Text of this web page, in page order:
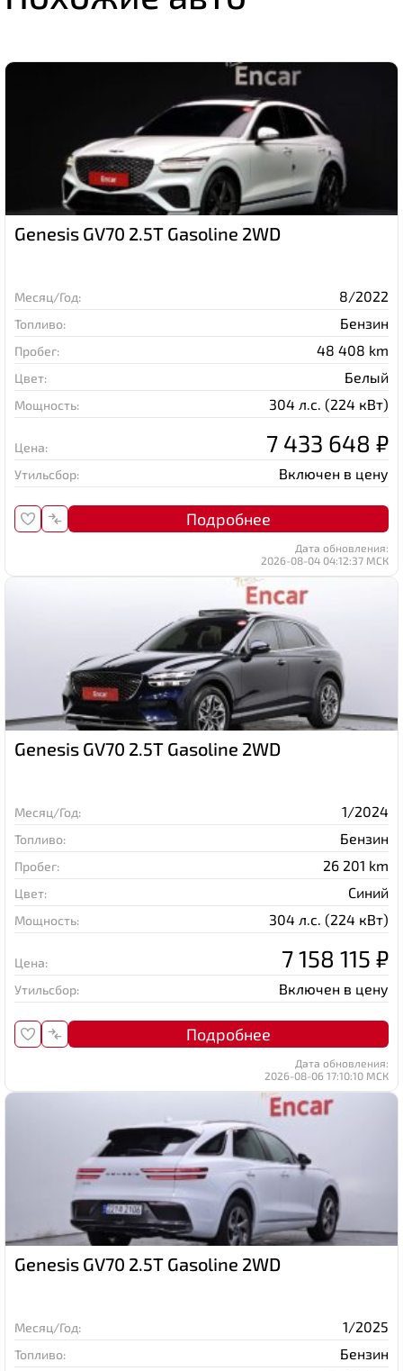
Genesis GV70 2.5T Gasoline 2WD
Месяц/Год: 8/2022
Топливо: Бензин
Пробег: 48 408 km
Цвет: Белый
Мощность: 304 л.с. (224 кВт)
Цена: 7 433 648 ₽
Утильсбор: Включен в цену
Подробнее
Дата обновления:
2026-08-04 04:12:37 МСК
Genesis GV70 2.5T Gasoline 2WD
Месяц/Год: 1/2024
Топливо: Бензин
Пробег: 26 201 km
Цвет: Синий
Мощность: 304 л.с. (224 кВт)
Цена: 7 158 115 ₽
Утильсбор: Включен в цену
Подробнее
Дата обновления:
2026-08-06 17:10:10 МСК
Genesis GV70 2.5T Gasoline 2WD
Месяц/Год: 1/2025
Топливо: Бензин